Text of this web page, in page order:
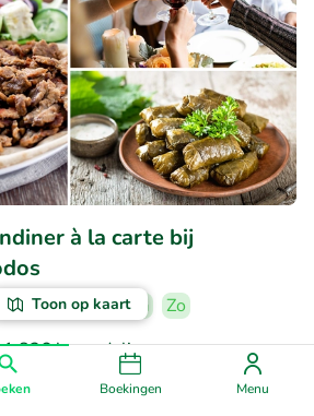
Boekingen Menu
Toon op kaart
à la carte bij
Wo Do Vr Za
Zo
1.826 beoordelingen